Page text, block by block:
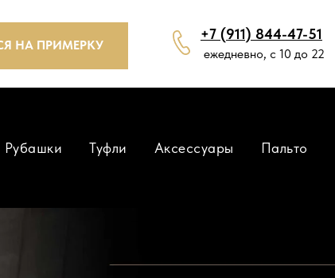
+7 (911) 844-47-51
НА ПРИМЕРКУ
ежедневно, с 10 до 22
Рубашки Туфли Аксессуары Пальто